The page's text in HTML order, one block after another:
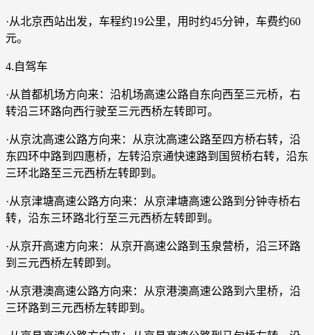
·从北京西站出发，车程约19公里，用时约45分钟，车费约60
元。
4.自驾车
·从首都机场方向来：沿机场高速公路自东向西至三元桥，右
转沿三环路向西行驶至三元西桥左转即可。
·从京沈高速公路方向来：从京沈高速公路至四方桥右转，沿
东四环中路到四惠桥，左转沿京通快速路到国贸桥右转，沿东
三环北路至三元西桥左转即到。
·从京津塘高速公路方向来：从京津塘高速公路到分钟寺桥右
转，沿东三环路北行至三元西桥左转即到。
·从京开高速方向来：从京开高速公路到玉泉营桥，沿三环路
到三元西桥左转即到。
·从京港澳高速公路方向来：从京港澳高速公路到六里桥，沿
三环路到三元西桥左转即到。